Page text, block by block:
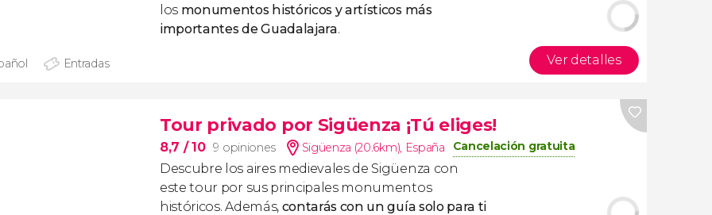
los monumentos históricos y artísticos más
importantes de Guadalajara.
Entradas Ver detalles
Tour privado por Sigüenza ¡Tú eliges!
8,7 / 10 9 opiniones Sigüenza (20.6km), España Cancelación gratuita
Descubre los aires medievales de Sigüenza con
este tour por sus principales monumentos
históricos. Además, contarás con un guía solo para ti